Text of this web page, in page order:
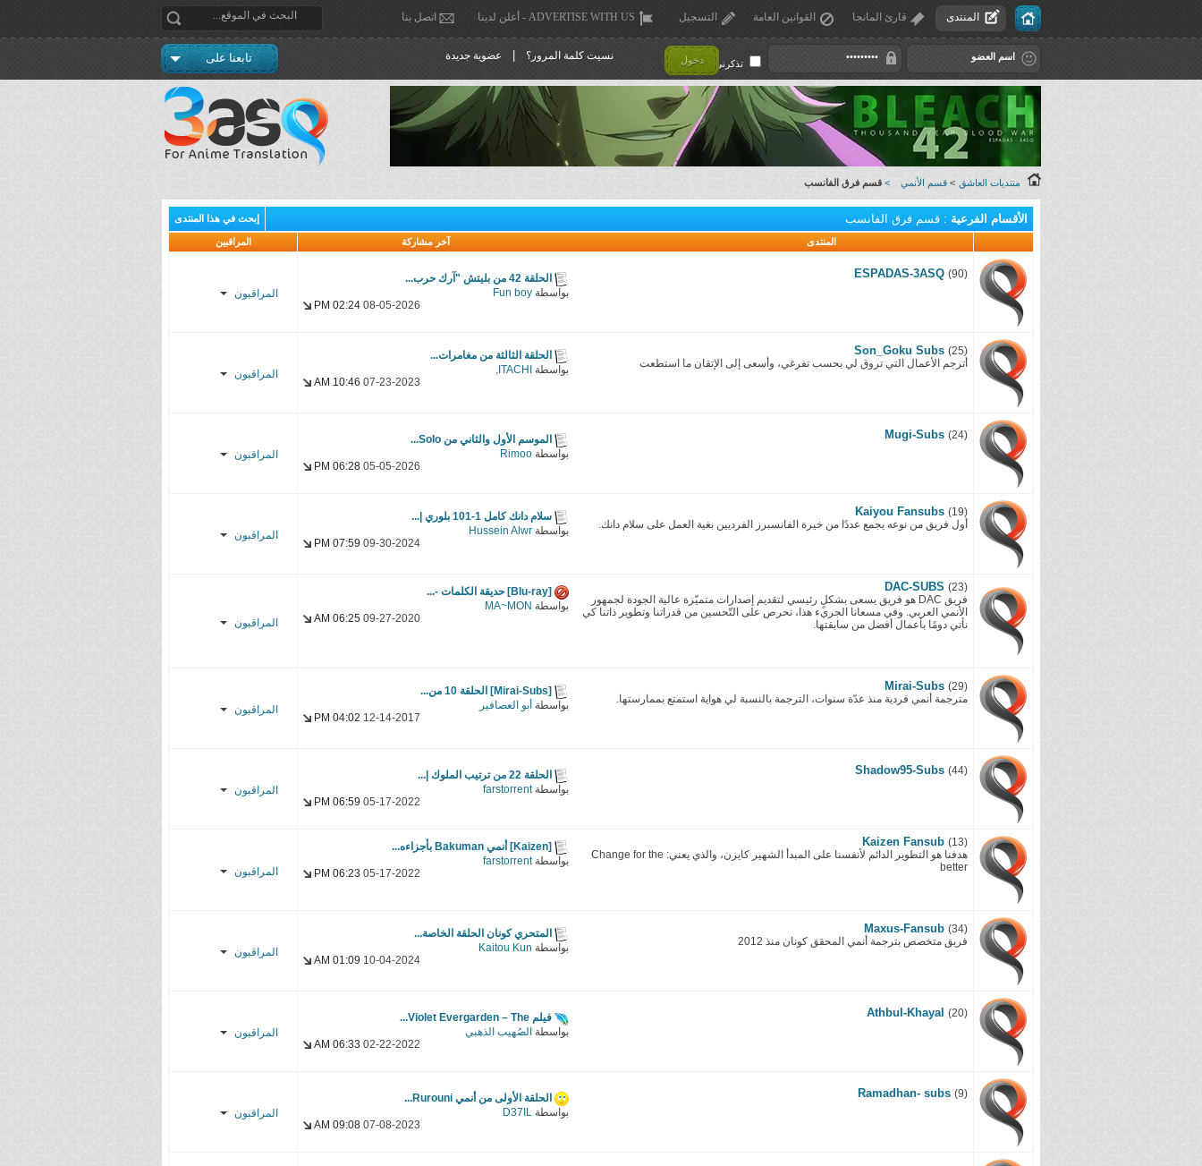
المنتدى قارئ المانجا القوانين العامة التسجيل ADVERTISE WITH US - أعلن لدينا اتصل بنا
تذكرني ! دخول نسيت كلمة المرور؟ عضوية جديدة تابعنا على
منتديات العاشق > قسم الأنمي > قسم فرق الفانسب
الأقسام الفرعية : قسم فرق الفانسب إبحث في هذا المنتدى
المنتدى آخر مشاركة المراقبين
ESPADAS-3ASQ (90)
الحلقة 42 من بليتش "آرك حرب...
بواسطة Fun boy
08-05-2026
02:24 PM
المراقبون
sensei
Son_Goku Subs (25)
أترجم الأعمال التي تروق لي بحسب تفرغي، وأسعى إلى الإتقان ما استطعت
الحلقة الثالثة من مغامرات...
بواسطة
ITACHI,
07-23-2023
10:46 AM
المراقبون
sensei
Mugi-Subs (24)
الموسم الأول والثاني من Solo...
بواسطة Rimoo
05-05-2026
06:28 PM
المراقبون
sensei
Kaiyou Fansubs (19)
أول فريق من نوعه يجمع عددًا من خيرة الفانسبرز الفرديين بغية العمل على سلام دانك.
سلام دانك كامل 1-101 بلوري |...
بواسطة Hussein Alwr
09-30-2024
07:59 PM
المراقبون
sensei
DAC-SUBS (23)
فريق DAC هو فريق يسعى بشكلٍ رئيسي لتقديم إصدارات متميّزة عالية الجودة لجمهور
الأنمي العربي. وفي مسعانا الجريء هذا، نحرص على التّحسين من قدراتنا وتطوير ذاتنا كي
نأتي دومًا بأعمال أفضل من سابقتها.
[Blu-ray] حديقة الكلمات -...
بواسطة MA~MON
09-27-2020
06:25 AM المراقبون
sensei
Mirai-Subs (29)
مترجمة أنمي فردية منذ عدّة سنوات، الترجمة بالنسبة لي هواية استمتع بممارستها.
[Mirai-Subs] الحلقة 10 من...
بواسطة أبو العصافير
12-14-2017
04:02 PM
المراقبون
sensei
Shadow95-Subs (44)
الحلقة 22 من ترتيب الملوك |...
بواسطةfarstorrent
05-17-2022
06:59 PM
المراقبون
sensei
Kaizen Fansub (13)
هدفنا هو التطوير الدائم لأنفسنا على المبدأ الشهير كايزن، والذي يعني: Change for the
better
[Kaizen] أنمي Bakuman بأجزاءه...
بواسطةfarstorrent
05-17-2022
06:23 PM المراقبون
Maxus-Fansub (34)
فريق متخصص بترجمة أنمي المحقق كونان منذ 2012
المتحري كونان الحلقة الخاصة...
بواسطة Kaitou Kun
10-04-2024
01:09 AM
المراقبون
SHIRO
Athbul-Khayal (20)
فيلم Violet Evergarden – The...
بواسطة الصُهيب الذهبي
02-22-2022
06:33 AM
المراقبون
sensei
Ramadhan- subs (9)
الحلقة الأولى من أنمي Rurouni...
بواسطة D37IL
07-08-2023
09:08 AM
المراقبون